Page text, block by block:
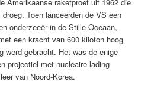
Amerikaanse raketproef uit 1962 die
droeg. Toen lanceerden de VS een
onderzeeër in de Stille Oceaan,
een kracht van 600 kiloton hoog
werd gebracht. Het was de enige
projectiel met nucleaire lading
van Noord-Korea.